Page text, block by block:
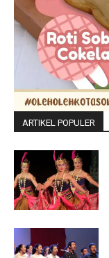
ARTIKEL POPULER